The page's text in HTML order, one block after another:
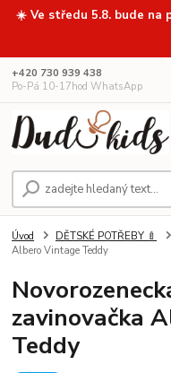
☀️ Ve středu 5.8. bude na
+420 730 939 438
Po-Pá 10-17hod WhatsApp
Úvod DĚTSKÉ POTŘEBY 🍼
Albero Vintage Teddy
zavinovačka
Teddy